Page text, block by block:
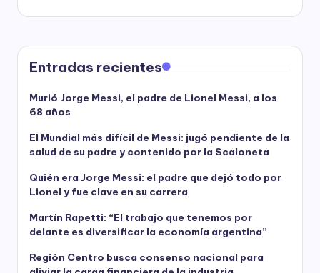
Entradas recientes
Murió Jorge Messi, el padre de Lionel Messi, a los
68 años
El Mundial más difícil de Messi: jugó pendiente de la
salud de su padre y contenido por la Scaloneta
Quién era Jorge Messi: el padre que dejó todo por
Lionel y fue clave en su carrera
Martín Rapetti: “El trabajo que tenemos por
delante es diversificar la economía argentina”
Región Centro busca consenso nacional para